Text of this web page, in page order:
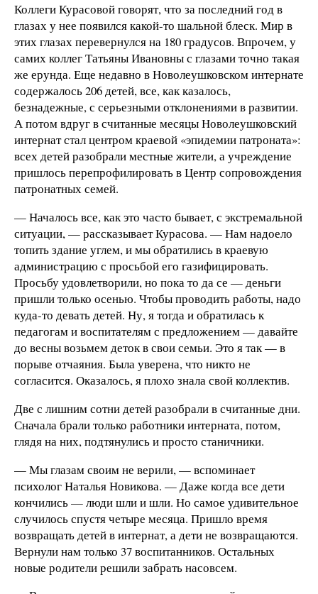
Коллеги Курасовой говорят, что за последний год в
глазах у нее появился какой-то шальной блеск. Мир в
этих глазах перевернулся на 180 градусов. Впрочем, у
самих коллег Татьяны Ивановны с глазами точно такая
же ерунда. Еще недавно в Новолеушковском интернате
содержалось 206 детей, все, как казалось,
безнадежные, с серьезными отклонениями в развитии.
А потом вдруг в считанные месяцы Новолеушковский
интернат стал центром краевой «эпидемии патроната»:
всех детей разобрали местные жители, а учреждение
пришлось перепрофилировать в Центр сопровождения
патронатных семей.
— Началось все, как это часто бывает, с экстремальной
ситуации, — рассказывает Курасова. — Нам надоело
топить здание углем, и мы обратились в краевую
администрацию с просьбой его газифицировать.
Просьбу удовлетворили, но пока то да се — деньги
пришли только осенью. Чтобы проводить работы, надо
куда-то девать детей. Ну, я тогда и обратилась к
педагогам и воспитателям с предложением — давайте
до весны возьмем деток в свои семьи. Это я так — в
порыве отчаяния. Была уверена, что никто не
согласится. Оказалось, я плохо знала свой коллектив.
Две с лишним сотни детей разобрали в считанные дни.
Сначала брали только работники интерната, потом,
глядя на них, подтянулись и просто станичники.
— Мы глазам своим не верили, — вспоминает
психолог Наталья Новикова. — Даже когда все дети
кончились — люди шли и шли. Но самое удивительное
случилось спустя четыре месяца. Пришло время
возвращать детей в интернат, а дети не возвращаются.
Вернули нам только 37 воспитанников. Остальных
новые родители решили забрать насовсем.